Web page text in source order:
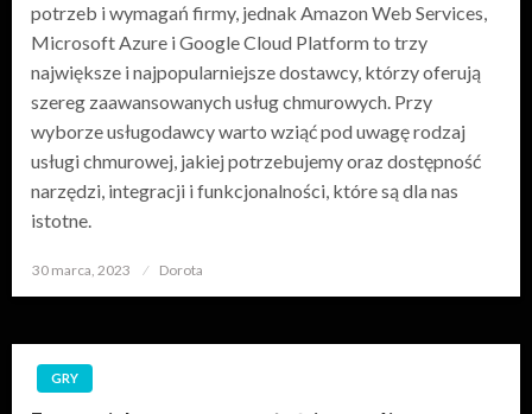
potrzeb i wymagań firmy, jednak Amazon Web Services,
Microsoft Azure i Google Cloud Platform to trzy
największe i najpopularniejsze dostawcy, którzy oferują
szereg zaawansowanych usług chmurowych. Przy
wyborze usługodawcy warto wziąć pod uwagę rodzaj
usługi chmurowej, jakiej potrzebujemy oraz dostępność
narzędzi, integracji i funkcjonalności, które są dla nas
istotne.
Opublikowane
30 marca, 2023 Dorota
GRY